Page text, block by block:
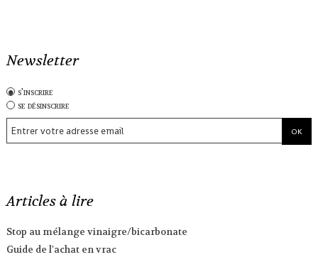
Newsletter
s'inscrire
se désinscrire
Articles à lire
Stop au mélange vinaigre/bicarbonate
Guide de l'achat en vrac